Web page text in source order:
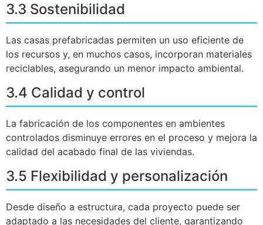
3.3 Sostenibilidad
Las casas prefabricadas permiten un uso eficiente de
los recursos y, en muchos casos, incorporan materiales
reciclables, asegurando un menor impacto ambiental.
3.4 Calidad y control
La fabricación de los componentes en ambientes
controlados disminuye errores en el proceso y mejora la
calidad del acabado final de las viviendas.
3.5 Flexibilidad y personalización
Desde diseño a estructura, cada proyecto puede ser
adaptado a las necesidades del cliente, garantizando